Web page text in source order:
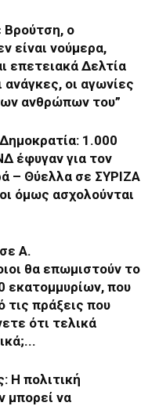
Βρούτση, ο
είναι νούμερα,
επετειακά Δελτία
ανάγκες, οι αγωνίες
ανθρώπων του”
1.000
έφυγαν για τον
– Θύελλα σε ΣΥΡΙΖΑ
όμως ασχολούνται
Α.
θα επωμιστούν το
εκατομμυρίων, που
τις πράξεις που
ότι τελικά
Η πολιτική
μπορεί να